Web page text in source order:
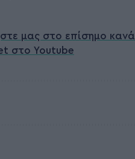
μας στο επίσημο
στο Youtube